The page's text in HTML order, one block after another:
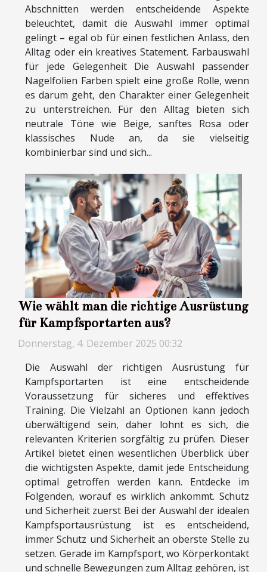
Abschnitten werden entscheidende Aspekte
beleuchtet, damit die Auswahl immer optimal
gelingt – egal ob für einen festlichen Anlass, den
Alltag oder ein kreatives Statement. Farbauswahl
für jede Gelegenheit Die Auswahl passender
Nagelfolien Farben spielt eine große Rolle, wenn
es darum geht, den Charakter einer Gelegenheit
zu unterstreichen. Für den Alltag bieten sich
neutrale Töne wie Beige, sanftes Rosa oder
klassisches Nude an, da sie vielseitig
kombinierbar sind und sich...
Wie wählt man die richtige Ausrüstung
für Kampfsportarten aus?
Donnerstag, 4. Dezember 2025 00:32
Die Auswahl der richtigen Ausrüstung für
Kampfsportarten ist eine entscheidende
Voraussetzung für sicheres und effektives
Training. Die Vielzahl an Optionen kann jedoch
überwältigend sein, daher lohnt es sich, die
relevanten Kriterien sorgfältig zu prüfen. Dieser
Artikel bietet einen wesentlichen Überblick über
die wichtigsten Aspekte, damit jede Entscheidung
optimal getroffen werden kann. Entdecke im
Folgenden, worauf es wirklich ankommt. Schutz
und Sicherheit zuerst Bei der Auswahl der idealen
Kampfsportausrüstung ist es entscheidend,
immer Schutz und Sicherheit an oberste Stelle zu
setzen. Gerade im Kampfsport, wo Körperkontakt
und schnelle Bewegungen zum Alltag gehören, ist